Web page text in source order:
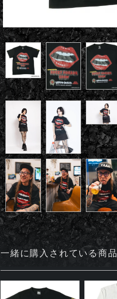
一緒に購入されている商品